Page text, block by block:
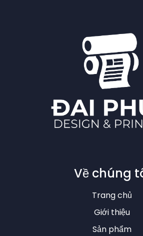
Về chúng
Trang chủ
Giới thiệu
Sản phẩm